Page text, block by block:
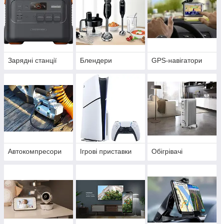
Зарядні станції Блендери GPS-навігатори
Автокомпресори Ігрові приставки Обігрівачі